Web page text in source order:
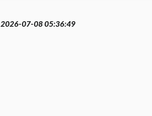
2026-07-08 05:36:49